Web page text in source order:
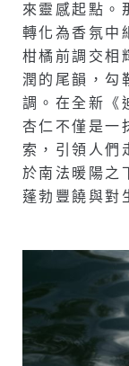
來靈感起點。
轉化為香氛中
柑橘前調交相
潤的尾韻，勾
調。在全新《
杏仁不僅是一
索，引領人們
於南法暖陽之
蓬勃豐饒與對